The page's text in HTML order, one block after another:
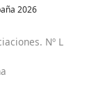
2026
Nº L